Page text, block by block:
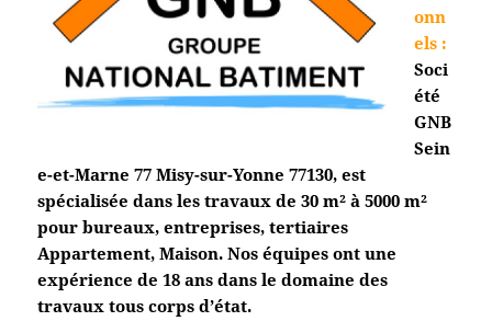
onn
els :
Soci
été
GNB
Sein
e-et-Marne 77Misy-sur-Yonne 77130, est
spécialisée dans les travaux de 30 m² à 5000 m²
pour bureaux, entreprises, tertiaires
Appartement, Maison. Nos équipes ont une
expérience de 18 ans dans le domaine des
travaux tous corps d’état.